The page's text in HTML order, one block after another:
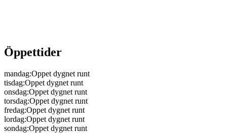
Öppettider
mandag:Oppet dygnet runt
tisdag:Oppet dygnet runt
onsdag:Oppet dygnet runt
torsdag:Oppet dygnet runt
fredag:Oppet dygnet runt
lordag:Oppet dygnet runt
sondag:Oppet dygnet runt